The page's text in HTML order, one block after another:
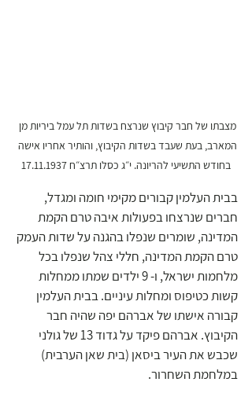
מצבתו של חבר קיבוץ שנרצח בשדות תל עמל ביריות מן
המארב, בעת שעבד בשדות הקיבוץ, והותיר אחריו אישה
בחודש התשיעי להריונה. י״ג כסלו תרצ״ח 17.11.1937
בבית העלמין קבורים מקימי חומה ומגדל,
חברים שנרצחו בפעולות איבה טרם הקמת
המדינה, שומרים שנפלו בהגנה על שדות העמק
טרם הקמת המדינה, חללי צהל שנפלו בכל
מלחמות ישראל, ו- 9 ילדים שמתו ממחלות
קשות כטיפוס ומחלות עיניים. בבית העלמין
קבורה אישתו של אברהם יפה שהיה חבר
הקיבוץ. אברהם פיקד על גדוד 13 של גולני
שכבש את העיר ביסאן (בית שאן הערבית)
במלחמת השחרור.